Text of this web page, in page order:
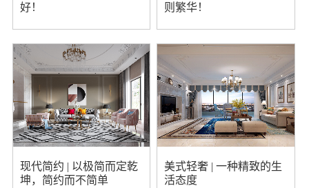
好！
则繁华！
现代简约 | 以极简而定乾
坤，简约而不简单
美式轻奢 | 一种精致的生
活态度